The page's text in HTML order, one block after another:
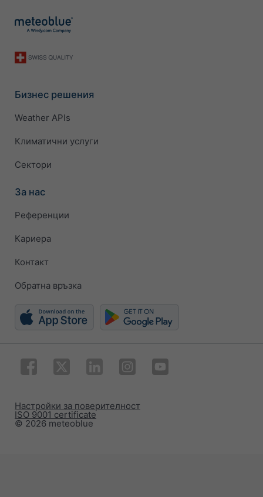
Бизнес решения
Weather APIs
Климатични услуги
Сектори
За нас
Референции
Кариера
Контакт
Обратна връзка
© 2026 meteoblue
ISO 9001 certificate
Настройки за поверителност